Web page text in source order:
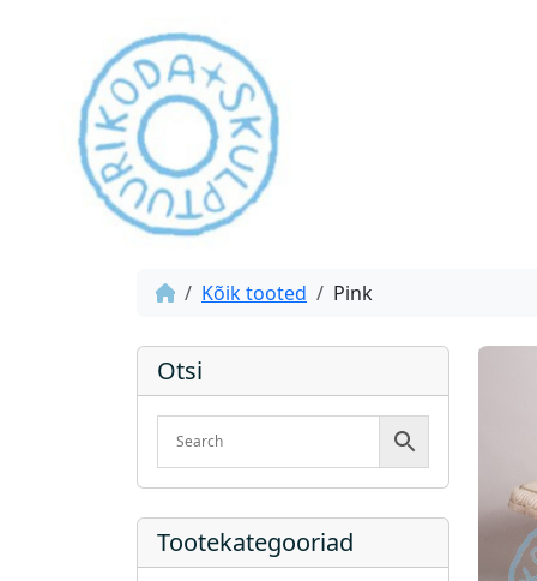
Kõik tooted Pink
Otsi
Tootekategooriad